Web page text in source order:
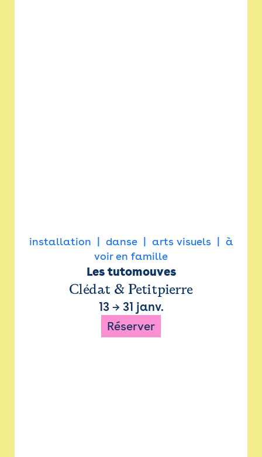
installation danse arts visuels
à
voir en famille
Les tutomouves
Clédat & Petitpierre
13→ 31 janv.
Réserver